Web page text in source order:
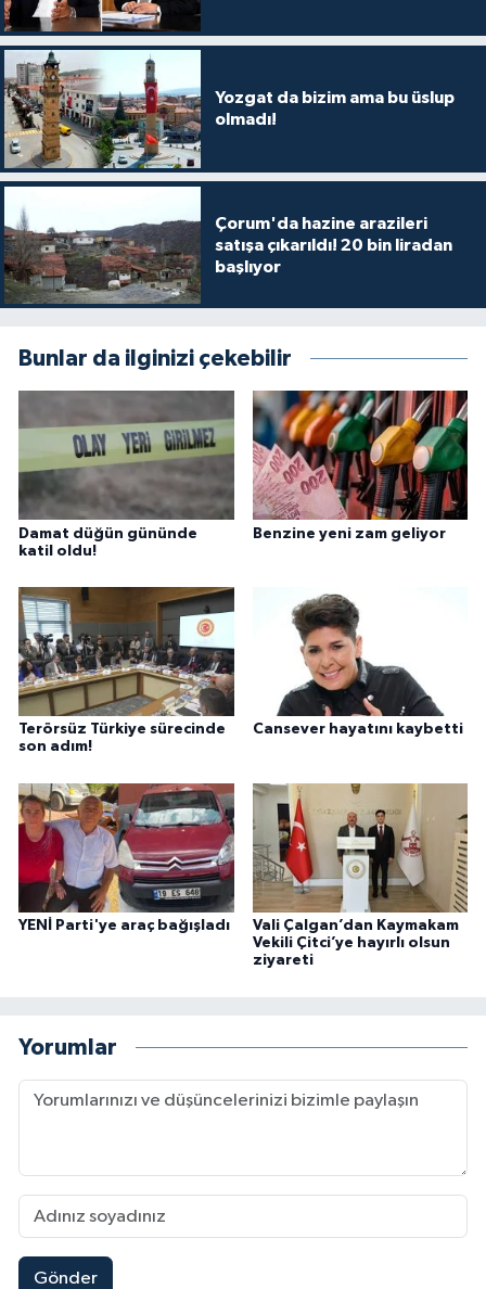
Yozgat da bizim ama bu üslup
olmadı!
Çorum'da hazine arazileri
satışa çıkarıldı! 20 bin liradan
başlıyor
Bunlar da ilginizi çekebilir
Damat düğün gününde
katil oldu!
Benzine yeni zam geliyor
Terörsüz Türkiye sürecinde
son adım!
Cansever hayatını kaybetti
YENİ Parti'ye araç bağışladı
Vali Çalgan’dan Kaymakam
Vekili Çitci’ye hayırlı olsun
ziyareti
Yorumlar
Gönder